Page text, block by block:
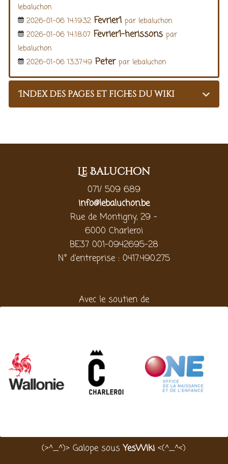
lebaluchon
2026-01-06 14:19:32 Fevrier1 par lebaluchon
2026-01-06 14:18:07 Fevrier1-herissons par
lebaluchon
2026-01-06 13:37:49 Peter par lebaluchon
Index des pages et fiches du wiki
Le Baluchon
071/ 509 689
info@lebaluchon.be
Rue de Montigny, 29 -
6000 Charleroi
BE37 001-0942695-28
N° d'entreprise : 0417.490.275
Avec le soutien de
(>^_^)> Galope sousYesWiki <(^_^<)